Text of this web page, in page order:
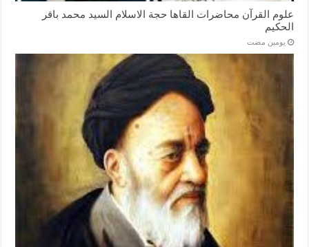
علوم القرآن محاضرات القاها حجة الاسلام السيد محمد باقر
الحكيم
‏يومين مضت